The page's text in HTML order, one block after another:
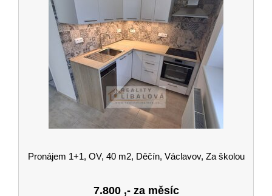
Pronájem 1+1, OV, 40 m2, Děčín, Václavov, Za školou
7.800,- za měsíc